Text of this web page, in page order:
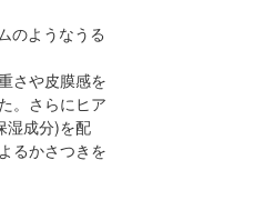
のようなうる
さや皮膜感を
。さらにヒア
湿成分)を配
るかさつきを